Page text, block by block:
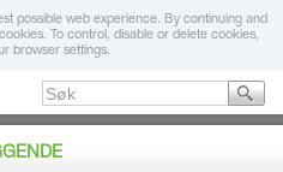
possible web experience. By continuing and
To control, disable or delete cookies,
browser settings.